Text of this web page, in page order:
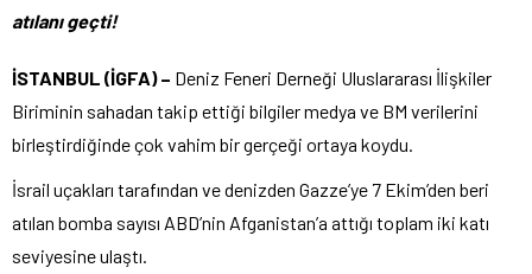
atılanı geçti!
İSTANBUL (İGFA) – Deniz Feneri Derneği Uluslararası İlişkiler
Biriminin sahadan takip ettiği bilgiler medya ve BM verilerini
birleştirdiğinde çok vahim bir gerçeği ortaya koydu.
İsrail uçakları tarafından ve denizden Gazze’ye 7 Ekim’den beri
atılan bomba sayısı ABD’nin Afganistan’a attığı toplam iki katı
seviyesine ulaştı.